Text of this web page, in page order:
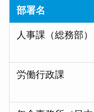
部署名
人事課（総務部）
労働行政課